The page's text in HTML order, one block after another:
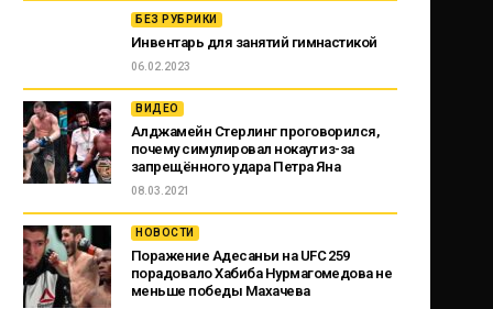
БЕЗ РУБРИКИ
Инвентарь для занятий гимнастикой
06.02.2023
ВИДЕО
Алджамейн Стерлинг проговорился,
почему симулировал нокаут из-за
запрещённого удара Петра Яна
08.03.2021
НОВОСТИ
Поражение Адесаньи на UFC 259
порадовало Хабиба Нурмагомедова не
меньше победы Махачева